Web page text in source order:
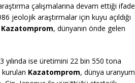
çalışmalarına devam ettiği ifade
jeolojik araştırmalar için kuyu açıldığı
, dünyanın önde gelen
yılında ise üretimini 22 bin 550 tona
kurulan Kazatomprom, dünya uranyum